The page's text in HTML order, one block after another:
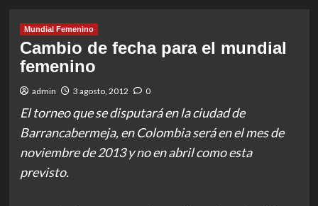
Mundial Femenino
Cambio de fecha para el mundial
femenino
admin 3 agosto, 2012 0
El torneo que se disputará en la ciudad de
Barrancabermeja, en Colombia será en el mes de
noviembre de 2013 y no en abril como esta
previsto.